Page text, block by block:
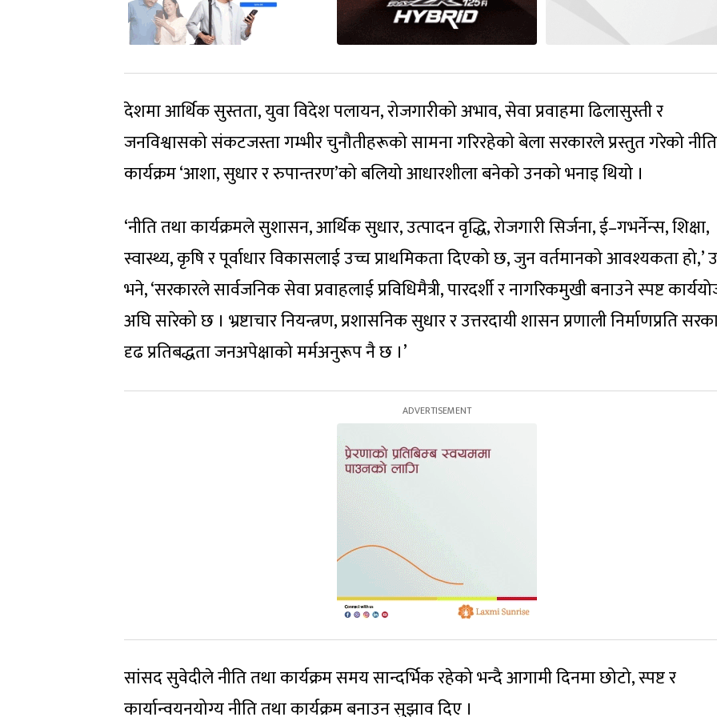
देशमा आर्थिक सुस्तता, युवा विदेश पलायन, रोजगारीको अभाव, सेवा प्रवाहमा ढिलासुस्ती र
जनविश्वासको संकटजस्ता गम्भीर चुनौतीहरूको सामना गरिरहेको बेला सरकारले प्रस्तुत गरेको
कार्यक्रम ‘आशा, सुधार र रुपान्तरण’को बलियो आधारशीला बनेको उनको भनाइ थियो ।
‘नीति तथा कार्यक्रमले सुशासन, आर्थिक सुधार, उत्पादन वृद्धि, रोजगारी सिर्जना, ई–गभर्नेन्स, शिक्षा,
स्वास्थ्य, कृषि र पूर्वाधार विकासलाई उच्च प्राथमिकता दिएको छ, जुन वर्तमानको आवश्यकता हो,’
भने, ‘सरकारले सार्वजनिक सेवा प्रवाहलाई प्रविधिमैत्री, पारदर्शी र नागरिकमुखी बनाउने स्पष्ट
अघि सारेको छ । भ्रष्टाचार नियन्त्रण, प्रशासनिक सुधार र उत्तरदायी शासन प्रणाली निर्माणप्रति
दृढ प्रतिबद्धता जनअपेक्षाको मर्मअनुरूप नै छ ।’
सांसद सुवेदीले नीति तथा कार्यक्रम समय सान्दर्भिक रहेको भन्दै आगामी दिनमा छोटो, स्पष्ट र
कार्यान्वयनयोग्य नीति तथा कार्यक्रम बनाउन सुझाव दिए ।